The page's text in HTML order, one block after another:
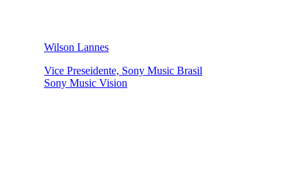
Wilson Lannes
Vice Preseidente, Sony Music Brasil
Sony Music Vision